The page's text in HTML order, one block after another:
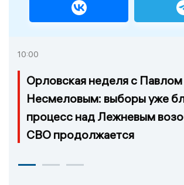
10:00
Орловская неделя с Павлом
Несмеловым: выборы уже
процесс над Лежневым
СВО продолжается